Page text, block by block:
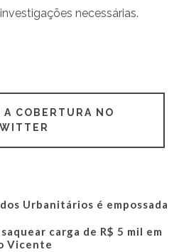
necessárias.
A COBERTURA NO
Urbanitários é empossada
carga de R$ 5 mil em
Vicente